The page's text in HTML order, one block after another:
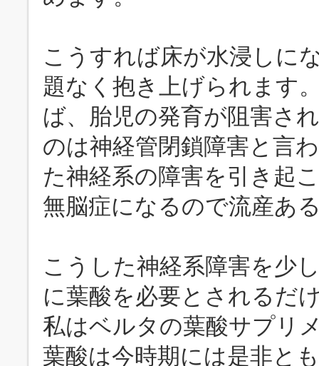
こうすれば床が水浸しに
題なく抱き上げられます
ば、胎児の発育が阻害さ
のは神経管閉鎖障害と言
た神経系の障害を引き起
無脳症になるので流産あ
こうした神経系障害を少
に葉酸を必要とされるだ
私はベルタの葉酸サプリ
葉酸は今時期には是非と